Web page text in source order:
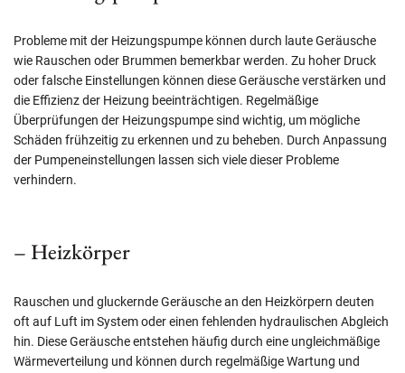
Probleme mit der Heizungspumpe können durch laute Geräusche
wie Rauschen oder Brummen bemerkbar werden. Zu hoher Druck
oder falsche Einstellungen können diese Geräusche verstärken und
die Effizienz der Heizung beeinträchtigen. Regelmäßige
Überprüfungen der Heizungspumpe sind wichtig, um mögliche
Schäden frühzeitig zu erkennen und zu beheben. Durch Anpassung
der Pumpeneinstellungen lassen sich viele dieser Probleme
verhindern.
– Heizkörper
Rauschen und gluckernde Geräusche an den Heizkörpern deuten
oft auf Luft im System oder einen fehlenden hydraulischen Abgleich
hin. Diese Geräusche entstehen häufig durch eine ungleichmäßige
Wärmeverteilung und können durch regelmäßige Wartung und